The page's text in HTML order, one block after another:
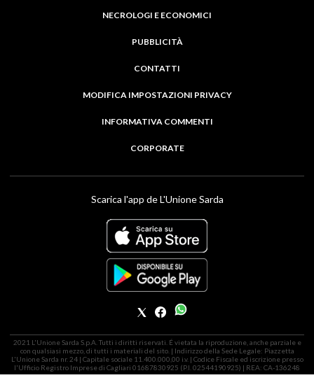
NECROLOGI E ECONOMICI
PUBBLICITÀ
CONTATTI
MODIFICA IMPOSTAZIONI PRIVACY
INFORMATIVA COMMENTI
CORPORATE
Scarica l'app de L'Unione Sarda
2021 L'Unione Sarda S.p.A. Tutti i diritti riservati. É vietata la riproduzione, anche parziale e
con qualsiasi mezzo, di tutti i materiali del sito. | Indirizzo della Sede Legale: Piazzetta
L'Unione Sarda nr. 24 | Capitale sociale 11.400.000,00 i.v. | Codice Fiscale ed iscrizione presso
l'Ufficio Registro Imprese di Cagliari 01687830925 (P.I. 02544190925) | REA: CA-136248